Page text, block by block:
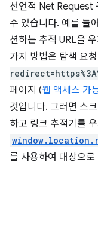
선언적 Net Request
수 있습니다. 예를 들
션하는 추적 URL을
가지 방법은 탐색 요청
페이지 (웹 액세스 가
것입니다. 그러면 스
하고 링크 추적기를
를 사용하여 대상으